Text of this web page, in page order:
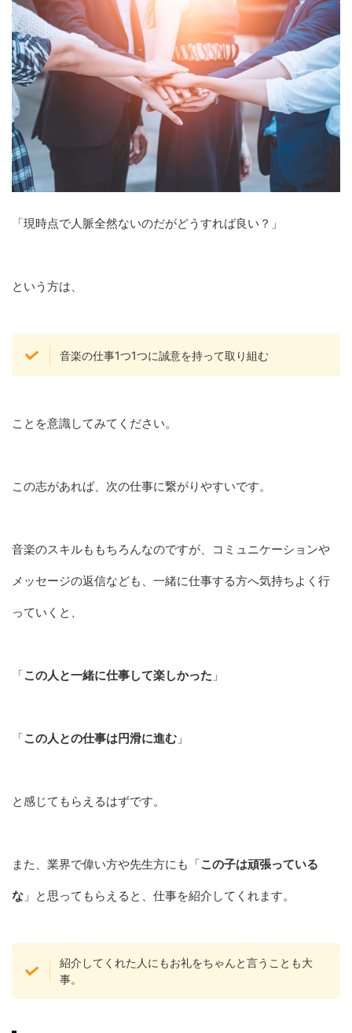
「現時点で人脈全然ないのだがどうすれば良い？」
という方は、
音楽の仕事1つ1つに誠意を持って取り組む
ことを意識してみてください。
この志があれば、次の仕事に繋がりやすいです。
音楽のスキルももちろんなのですが、コミュニケーションや
メッセージの返信なども、一緒に仕事する方へ気持ちよく行
っていくと、
「この人と一緒に仕事して楽しかった 」
「この人との仕事は円滑に進む 」
と感じてもらえるはずです。
また、業界で偉い方や先生方にも「この子は頑張っている
な 」と思ってもらえると、仕事を紹介してくれます。
紹介してくれた人にもお礼をちゃんと言うことも大
事。